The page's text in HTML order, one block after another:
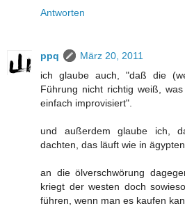
Antworten
ppq
März 20, 2011
ich glaube auch, "daß die
Führung nicht richtig weiß,
einfach improvisiert".
und außerdem glaube ich,
dachten, das läuft wie in
an die ölverschwörung
kriegt der westen doch
führen, wenn man es kaufen